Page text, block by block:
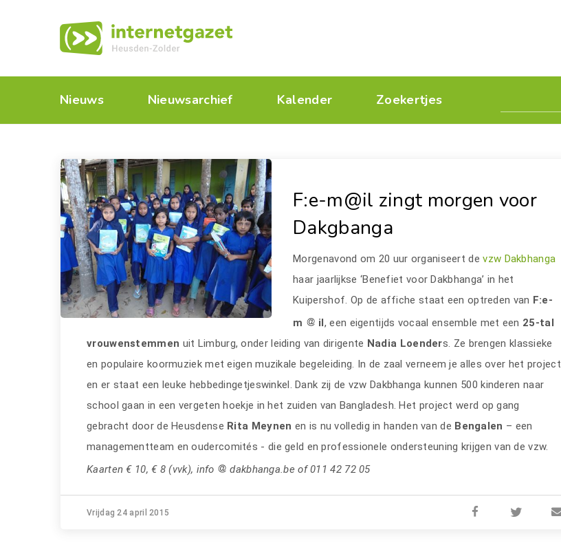
Nieuws Nieuwsarchief Kalender Zoekertjes
F:e-m@il zingt morgen voor
Dakgbanga
Morgenavond om 20 uur organiseert de vzw Dakbhanga
haar jaarlijkse ‘Benefiet voor Dakbhanga’ in het
Kuipershof. Op de affiche staat een optreden van F:e-
m
il, een eigentijds vocaal ensemble met een 25-tal
vrouwenstemmen uit Limburg, onder leiding van dirigente Nadia Loenders. Ze brengen klassieke
en populaire koormuziek met eigen muzikale begeleiding. In de zaal verneem je alles over het project
en er staat een leuke hebbedingetjeswinkel. Dank zij de vzw Dakbhanga kunnen 500 kinderen naar
school gaan in een vergeten hoekje in het zuiden van Bangladesh. Het project werd op gang
gebracht door de Heusdense Rita Meynen en is nu volledig in handen van de Bengalen – een
managementteam en oudercomités - die geld en professionele ondersteuning krijgen van de vzw.
Kaarten € 10, € 8 (vvk), info
dakbhanga.be of 011 42 72 05
Vrijdag 24 april 2015